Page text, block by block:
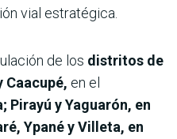
vial estratégica.
de los distritos de
Caacupé, en el
Pirayú y Yaguarón, en
Ypané y Villeta, en